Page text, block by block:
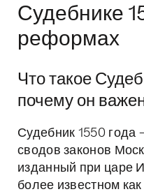
Судебнике
реформах
Что такое
почему он
Судебник 1550 года
сводов законов
изданный при царе
более известном